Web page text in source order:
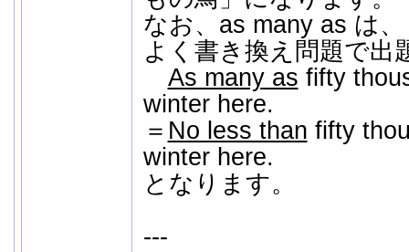
なお、as many as は
よく書き換え問題で出
As many as fifty
winter here.
＝ No less than fifty
winter here.
となります。
---